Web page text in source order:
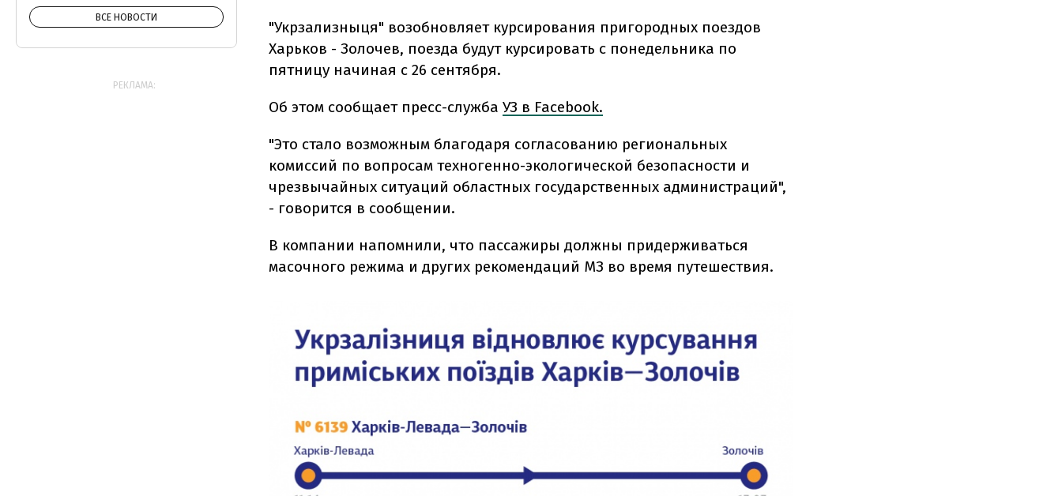
"Укрзализныця" возобновляет курсирования пригородных поездов
Харьков - Золочев, поезда будут курсировать с понедельника по
пятницу начиная с 26 сентября.
Об этом сообщает пресс-служба УЗ в Facebook.
"Это стало возможным благодаря согласованию региональных
комиссий по вопросам техногенно-экологической безопасности и
чрезвычайных ситуаций областных государственных администраций",
- говорится в сообщении.
В компании напомнили, что пассажиры должны придерживаться
масочного режима и других рекомендаций МЗ во время путешествия.
ВСЕ НОВОСТИ
РЕКЛАМА: